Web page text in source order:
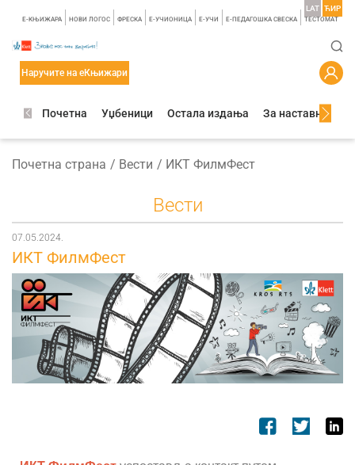
E-КЊИЖАРА НОВИ ЛОГОС ФРЕСКА E-УЧИОНИЦА E-УЧИ Е-ПЕДАГОШКА СВЕСКА TЕСТОМАТ
LAT ЋИР
Наручите на еКњижари
Почетна Уџбеници Остала издања За наставнике
Почетна страна Вести ИКТ ФилмФест
Вести
07.05.2024.
ИКТ ФилмФест